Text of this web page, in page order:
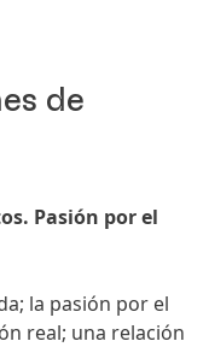
de
Pasión por el
la pasión por el
real; una relación